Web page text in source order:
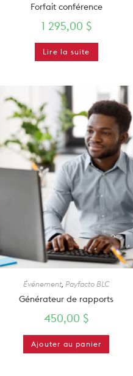
Forfait conférence
1 295,00 $
Lire la suite
Événement, Payfacto BLC
Générateur de rapports
450,00$
Ajouter au panier